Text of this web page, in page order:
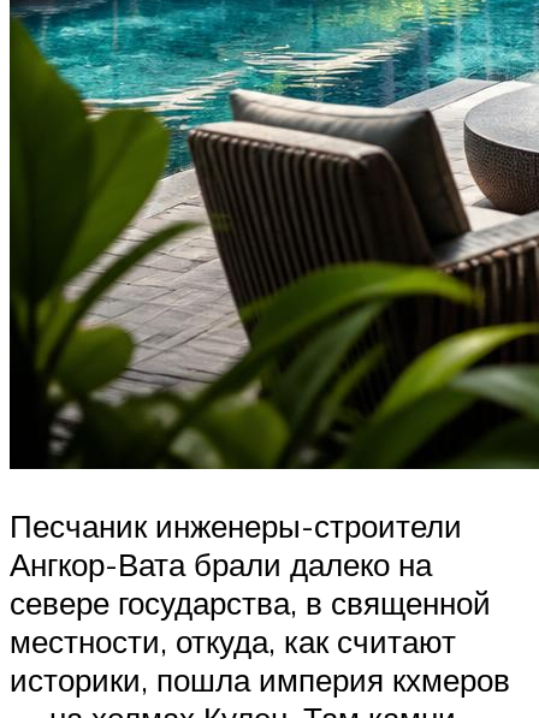
Песчаник инженеры-строители
Ангкор-Вата брали далеко на
севере государства, в священной
местности, откуда, как считают
историки, пошла империя кхмеров